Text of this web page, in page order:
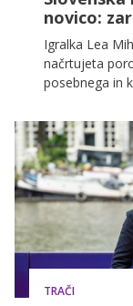
novico:
Igralka Lea
načrtujeta
posebnega in
TRAČI